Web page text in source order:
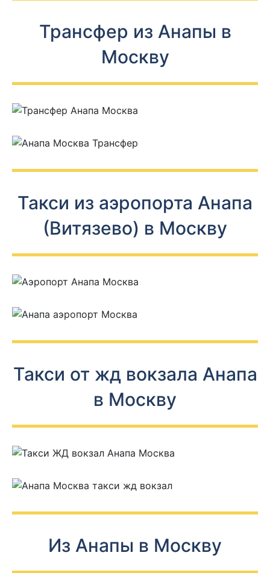
Трансфер из Анапы в
Москву
Такси из аэропорта Анапа
(Витязево) в Москву
Такси от жд вокзала Анапа
в Москву
Из Анапы в Москву